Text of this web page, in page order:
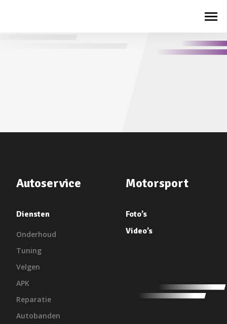
Autoservice
Diensten
Onderhoud
Tuning
Velgen
APK
Reparatie
Autobanden
Motorsport
Foto’s
Video’s